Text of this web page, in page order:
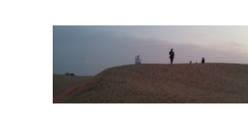
springen